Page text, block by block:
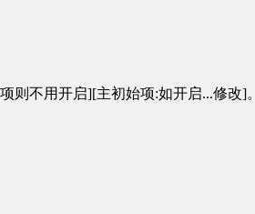
则不用开启][主初始项:如开启...修改]。